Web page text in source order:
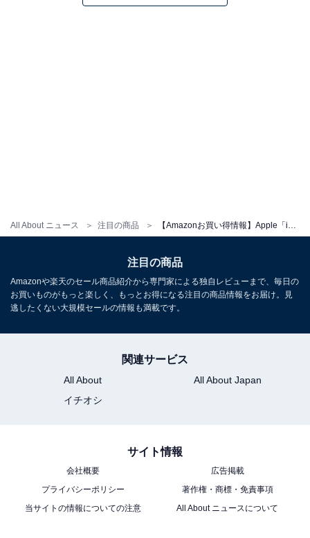
All About ニュース 注目の商品
Apple 11インチiPad Pro(M5):Ultra Retina XDR ディスプ
レイ、256GB、横向きの12MP フロント/バックカメラ、
LiDAR スキャナ、Apple N1によるWi-Fi 7、Face ID、一
日中使えるバッテリー - スペースブラック
Apple「13インチiPad Air（M4）」
Apple 13インチiPad Air（M4）：Liquid Retinaディスプ
注目の商品
Amazonや楽天のセール商品紹介から専門家による独自レビューまで、毎日の
お買いものがもっと楽しく、もっとお得になる注目の商品情報をお届け。見
逃したくない大規模セールの情報も満載です。
関連サービス
All About
All About Japan
イチオシ
サイト情報
会社概要
広告掲載
プライバシーポリシー
著作権・商標・免責事項
当サイトの情報についての注意
All About ニュースについて